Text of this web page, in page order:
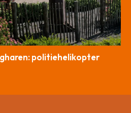
politiehelikopter